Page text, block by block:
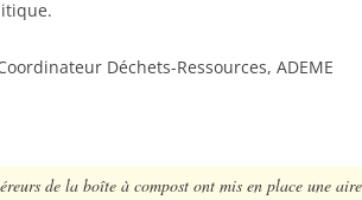
Déchets-Ressources, ADEME
de la boîte à compost ont mis en place une